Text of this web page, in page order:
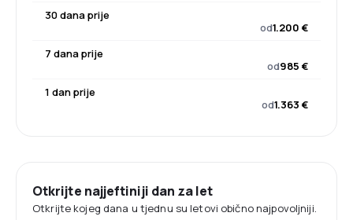
30 dana prije
od1.200 €
7 dana prije
od985 €
1 dan prije
od1.363 €
Otkrijte najjeftiniji dan za let
Otkrijte kojeg dana u tjednu su letovi obično najpovoljniji.